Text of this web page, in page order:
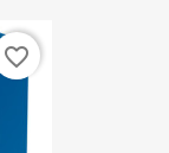
favorite_border